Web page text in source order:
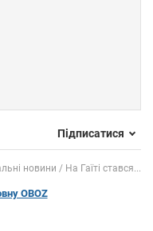
Підписатися
новини На Гаїті стався...
OBOZ